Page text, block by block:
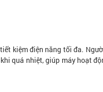
kiệm điện năng tối đa.
quá nhiệt, giúp máy hoạt